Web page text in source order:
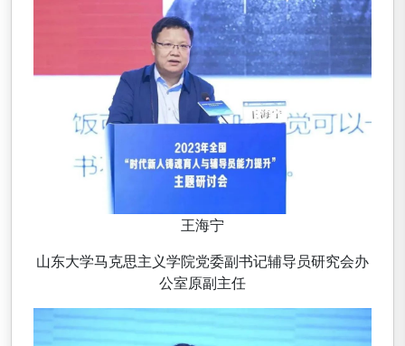
王海宁
山东大学马克思主义学院党委副书记辅导员研究会办
公室原副主任